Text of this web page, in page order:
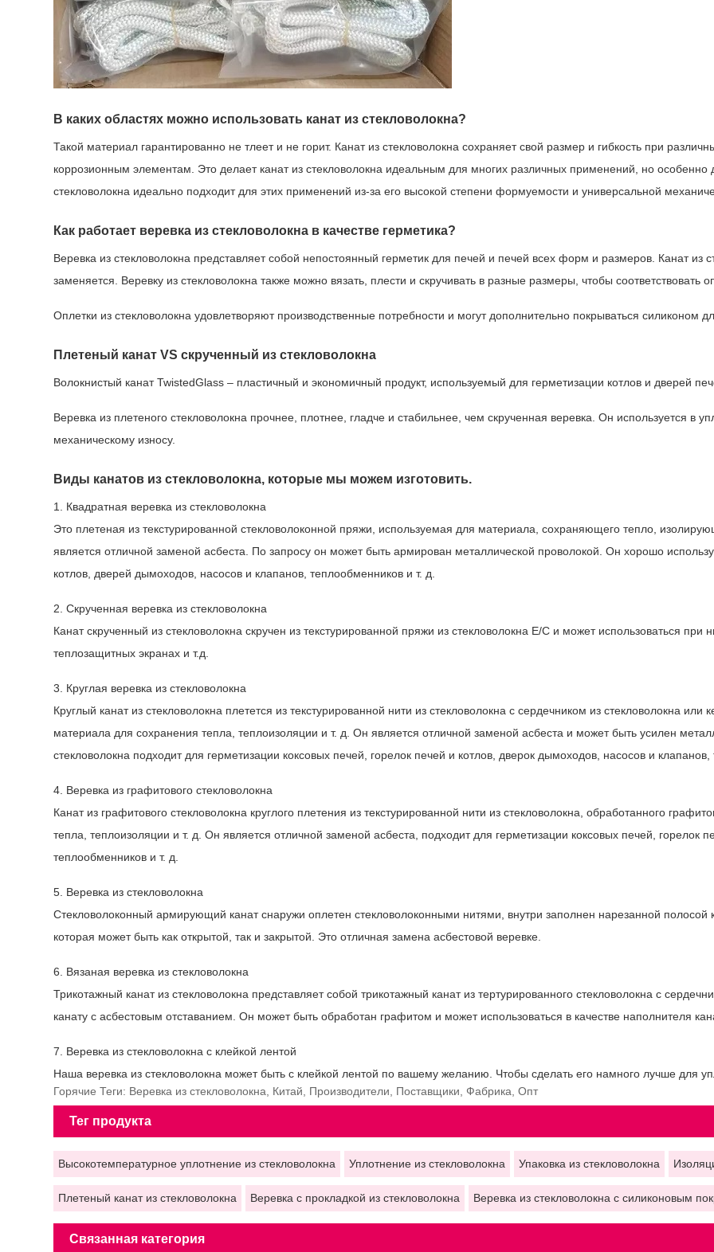
В каких областях можно использовать канат из стекловолокна?
Такой материал гарантированно не тлеет и не горит. Канат из стекловолокна сохраняет свой размер и гибкость при
коррозионным элементам. Это делает канат из стекловолокна идеальным для многих различных применений, но
стекловолокна идеально подходит для этих применений из-за его высокой степени формуемости и универсальной
Как работает веревка из стекловолокна в качестве герметика?
Веревка из стекловолокна представляет собой непостоянный герметик для печей и печей всех форм и размеров. Канат из
заменяется. Веревку из стекловолокна также можно вязать, плести и скручивать в разные размеры, чтобы соответствовать
Оплетки из стекловолокна удовлетворяют производственные потребности и могут дополнительно покрываться силиконом
Плетеный канат VS скрученный из стекловолокна
Волокнистый канат TwistedGlass – пластичный и экономичный продукт, используемый для герметизации котлов и дверей
Веревка из плетеного стекловолокна прочнее, плотнее, гладче и стабильнее, чем скрученная веревка. Он используется в
механическому износу.
Виды канатов из стекловолокна, которые мы можем изготовить.
1. Квадратная веревка из стекловолокна
Это плетеная из текстурированной стекловолоконной пряжи, используемая для материала, сохраняющего тепло,
является отличной заменой асбеста. По запросу он может быть армирован металлической проволокой. Он хорошо
котлов, дверей дымоходов, насосов и клапанов, теплообменников и т. д.
2. Скрученная веревка из стекловолокна
Канат скрученный из стекловолокна скручен из текстурированной пряжи из стекловолокна E/C и может использоваться при
теплозащитных экранах и т.д.
3. Круглая веревка из стекловолокна
Круглый канат из стекловолокна плетется из текстурированной нити из стекловолокна с сердечником из стекловолокна или
материала для сохранения тепла, теплоизоляции и т. д. Он является отличной заменой асбеста и может быть усилен
стекловолокна подходит для герметизации коксовых печей, горелок печей и котлов, дверок дымоходов, насосов и клапанов,
4. Веревка из графитового стекловолокна
Канат из графитового стекловолокна круглого плетения из текстурированной нити из стекловолокна, обработанного
тепла, теплоизоляции и т. д. Он является отличной заменой асбеста, подходит для герметизации коксовых печей, горелок
теплообменников и т. д.
5. Веревка из стекловолокна
Стекловолоконный армирующий канат снаружи оплетен стекловолоконными нитями, внутри заполнен нарезанной полосой
которая может быть как открытой, так и закрытой. Это отличная замена асбестовой веревке.
6. Вязаная веревка из стекловолокна
Трикотажный канат из стекловолокна представляет собой трикотажный канат из тертурированного стекловолокна с
канату с асбестовым отставанием. Он может быть обработан графитом и может использоваться в качестве наполнителя
7. Веревка из стекловолокна с клейкой лентой
Наша веревка из стекловолокна может быть с клейкой лентой по вашему желанию. Чтобы сделать его намного лучше для
Горячие Теги: Веревка из стекловолокна, Китай, Производители, Поставщики, Фабрика, Опт
Тег продукта
Высокотемпературное уплотнение из стекловолокна Уплотнение из стекловолокна Упаковка из стекловолокна
Плетеный канат из стекловолокна Веревка с прокладкой из стекловолокна Веревка из стекловолокна с силиконовым
Связанная категория